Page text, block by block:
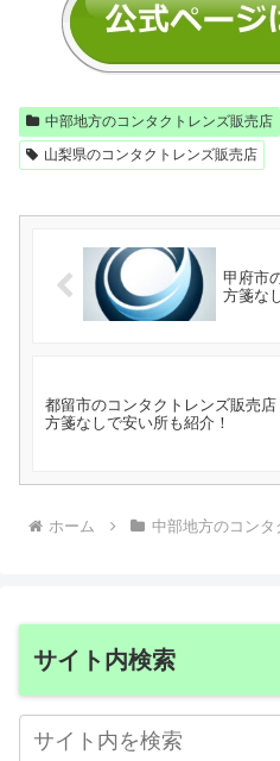
中部地方のコンタクトレンズ販売店
山梨県のコンタクトレンズ販売店
甲府市
方箋な
都留市のコンタクトレンズ販売店
方箋なしで安い所も紹介！
ホーム 中部地方のコン
サイト内検索